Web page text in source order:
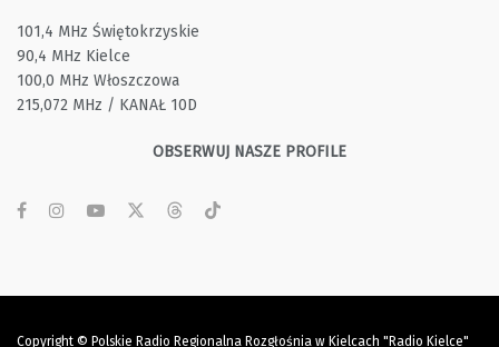
101,4 MHz Świętokrzyskie
90,4 MHz Kielce
100,0 MHz Włoszczowa
215,072 MHz / KANAŁ 10D
OBSERWUJ NASZE PROFILE
Copyright © Polskie Radio Regionalna Rozgłośnia w Kielcach "Radio Kielce"